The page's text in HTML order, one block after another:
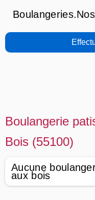
Boulangerie
Bois (55100)
Aucune
aux bois